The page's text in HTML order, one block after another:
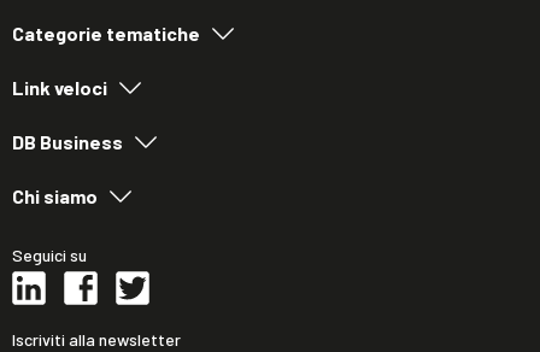
Categorie tematiche
Link veloci
DB Business
Chi siamo
Seguici su
Iscriviti alla newsletter